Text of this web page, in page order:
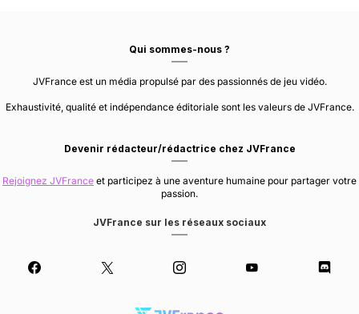
Qui sommes-nous ?
JVFrance est un média propulsé par des passionnés de jeu vidéo.
Exhaustivité, qualité et indépendance éditoriale sont les valeurs de JVFrance.
Devenir rédacteur/rédactrice chez JVFrance
Rejoignez JVFrance et participez à une aventure humaine pour partager votre
passion.
JVFrance sur les réseaux sociaux